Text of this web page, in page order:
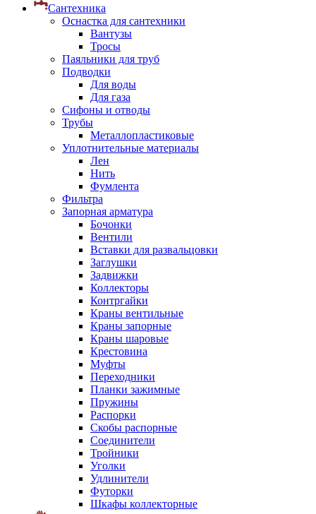
Сантехника
Оснастка для сантехники
Вантузы
Тросы
Паяльники для труб
Подводки
Для воды
Для газа
Сифоны и отводы
Трубы
Металлопластиковые
Уплотнительные материалы
Лен
Нить
Фумлента
Фильтра
Запорная арматура
Бочонки
Вентили
Вставки для развальцовки
Заглушки
Задвижки
Коллекторы
Контргайки
Краны вентильные
Краны запорные
Краны шаровые
Крестовина
Муфты
Переходники
Планки зажимные
Пружины
Распорки
Скобы распорные
Соединители
Тройники
Уголки
Удлинители
Футорки
Шкафы коллекторные